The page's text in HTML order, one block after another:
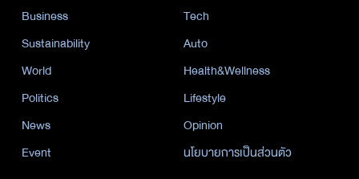
Business
Tech
Sustainability
Auto
World
Health&Wellness
Politics
Lifestyle
News
Opinion
Event
นโยบายการเป็นส่วนตัว